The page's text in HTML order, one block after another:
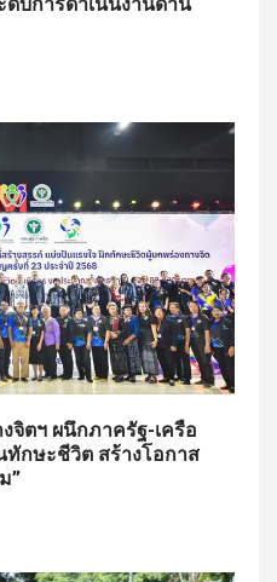
จิตฯ ผนึกภาครัฐ-เครือ
ทักษะชีวิต สร้างโอกาส
”